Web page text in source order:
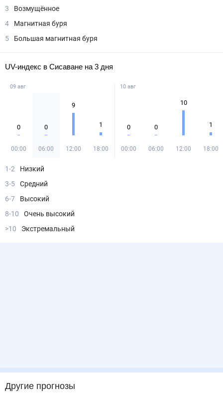
3
Возмущённое
4
Магнитная буря
5
Большая магнитная буря
UV-индекс в Сисаване на 3 дня
09 авг
0
00:00
0
06:00
9
12:00
1
18:00
10 авг
0
00:00
0
06:00
10
12:00
1
18:00
1-2
Низкий
3-5
Средний
6-7
Высокий
8-10
Очень высокий
>10
Экстремальный
Другие прогнозы